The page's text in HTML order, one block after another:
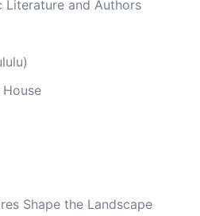
Literature and Authors
House
Shape the Landscape